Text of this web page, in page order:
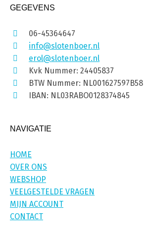
GEGEVENS
06-45364647
info@slotenboer.nl
erol@slotenboer.nl
Kvk Nummer: 24405837
BTW Nummer: NL001627597B58
IBAN: NL03RABO0128374845
NAVIGATIE
HOME
OVER ONS
WEBSHOP
VEELGESTELDE VRAGEN
MIJN ACCOUNT
CONTACT